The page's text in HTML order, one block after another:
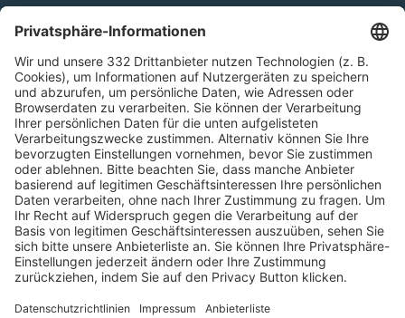
Kontakt
HÄUFIG BESUCHTE SEITEN
Pässe und Vereinswechsel
Trainerausbildung
Schulungsangebot Vereinsmitarbeiter
BFV-Geschäftsstellen
Trainerbörse
Login SpielPlus
FOLGE DEM BFV